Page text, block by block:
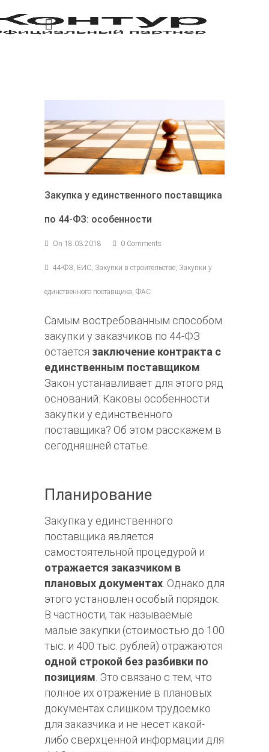
Закупка у единственного поставщика
по 44-ФЗ: особенности
On 18.03.2018 0 Comments
44-ФЗ, ЕИС, Закупки в строительстве, Закупки у
единственного поставщика, ФАС
Самым востребованным способом
закупки у заказчиков по 44-ФЗ
остается заключение контракта с
единственным поставщиком.
Закон устанавливает для этого ряд
оснований. Каковы особенности
закупки у единственного
поставщика? Об этом расскажем в
сегодняшней статье.
Планирование
Закупка у единственного
поставщика является
самостоятельной процедурой и
отражается заказчиком в
плановых документах. Однако для
этого установлен особый порядок.
В частности, так называемые
малые закупки (стоимостью до 100
тыс. и 400 тыс. рублей) отражаются
одной строкой без разбивки по
позициям. Это связано с тем, что
полное их отражение в плановых
документах слишком трудоемко
для заказчика и не несет какой-
либо сверхценной информации для